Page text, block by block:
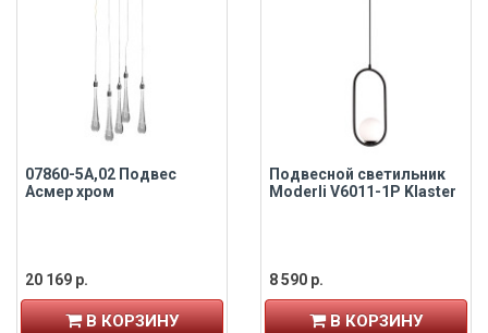
07860-5A,02 Подвес
Асмер хром
20 169 р.
В КОРЗИНУ
Подвесной светильник
Moderli V6011-1P Klaster
8 590 р.
В КОРЗИНУ